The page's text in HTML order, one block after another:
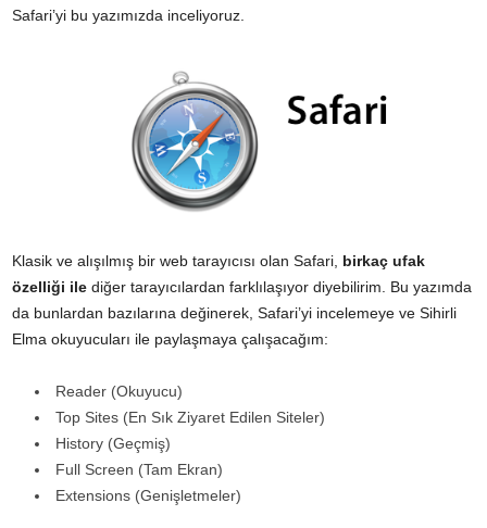
Safari’yi bu yazımızda inceliyoruz.
Klasik ve alışılmış bir web tarayıcısı olan Safari, birkaç ufak
özelliği ile diğer tarayıcılardan farklılaşıyor diyebilirim. Bu yazımda
da bunlardan bazılarına değinerek, Safari’yi incelemeye ve Sihirli
Elma okuyucuları ile paylaşmaya çalışacağım:
Reader (Okuyucu)
Top Sites (En Sık Ziyaret Edilen Siteler)
History (Geçmiş)
Full Screen (Tam Ekran)
Extensions (Genişletmeler)